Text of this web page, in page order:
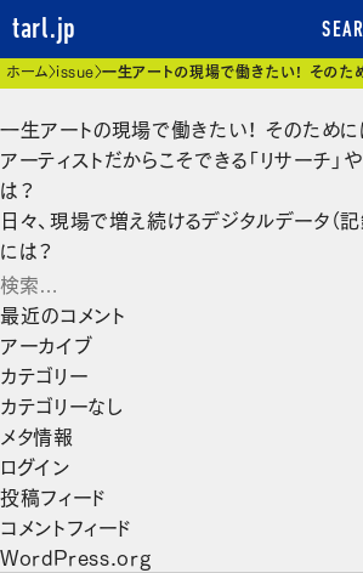
tarl.jp
現在位置
ホーム issue 一生アートの現場で働きたい！ そのた
一生アートの現場で働きたい！ そのため
投
稿
ナ
ビ
ゲー
ショ
ン
アーティストだからこそできる「リサーチ」や
は？
日々、現場で増え続けるデジタルデータ（
には？
検
索:
最近のコメント
アーカイブ
カテゴリー
カテゴリーなし
メタ情報
ログイン
投稿フィード
コメントフィード
WordPress.org